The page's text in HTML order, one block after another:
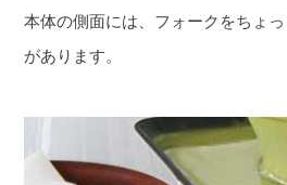
本体の側面には、フォークをちょ
があります。